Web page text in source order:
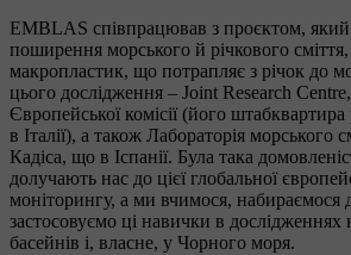
EMBLAS співпрацював з проєктом, який
поширення морського й річкового
макропластик, що потрапляє з річок до
цього дослідження – Joint Research
Європейської комісії (його
в Італії), а також Лабораторія морського
Кадіса, що в Іспанії. Була така
долучають нас до цієї глобальної
моніторингу, а ми вчимося, набираємося
застосовуємо ці навички в дослідженнях
басейнів і, власне, у Чорного моря.